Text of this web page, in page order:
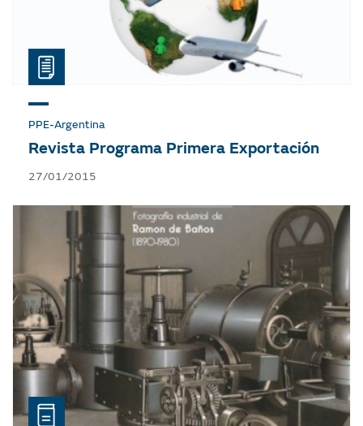
PPE-Argentina
Revista Programa Primera Exportación
27/01/2015